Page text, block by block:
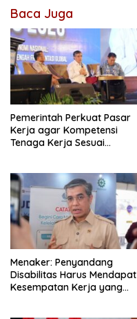
Baca Juga
Pemerintah Perkuat Pasar
Kerja agar Kompetensi
Tenaga Kerja Sesuai
Menaker: Penyandang
Disabilitas Harus Mendapat
Kesempatan Kerja yang